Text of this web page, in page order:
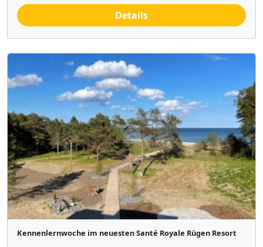
Details
Kennenlernwoche im neuesten Santé Royale Rügen Resort